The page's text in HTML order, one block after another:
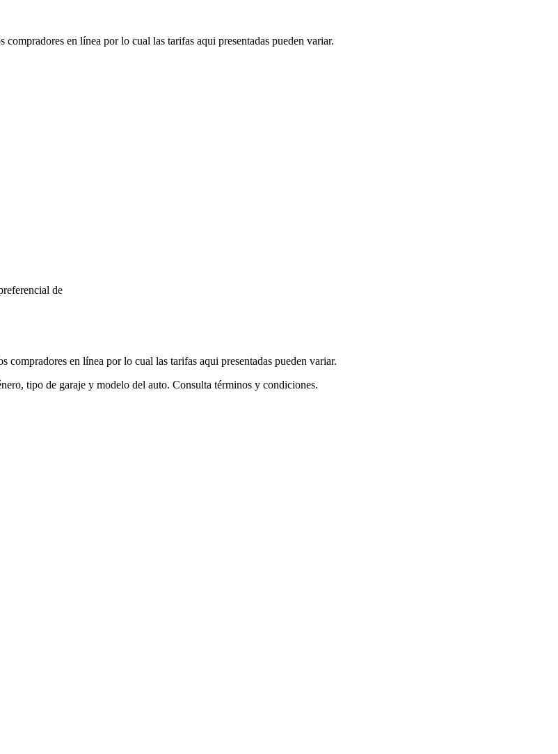
en línea por lo cual las tarifas aqui presentadas pueden variar.
de
en línea por lo cual las tarifas aqui presentadas pueden variar.
tipo de garaje y modelo del auto. Consulta términos y condiciones.